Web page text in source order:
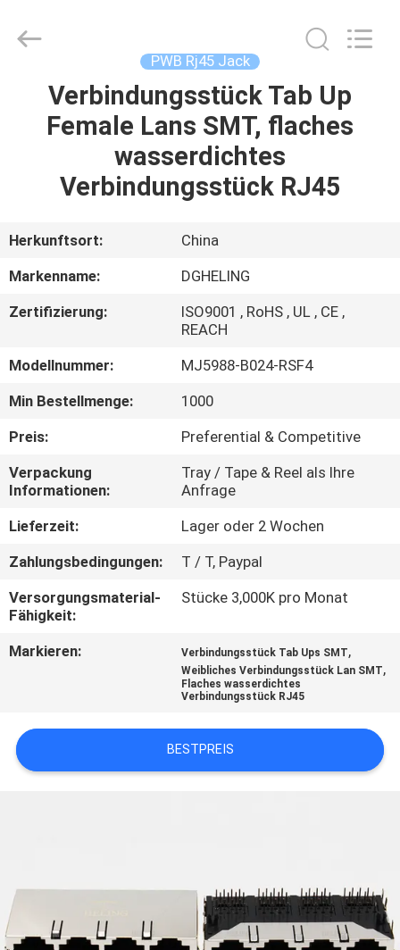
HAUS
PRODUKTE
UNS
AUSFLUG
TRETEN
SIE
MIT
UNS
IN
VERBINDUNG
FORDERN
ZITAT
POLICY
Rights
PWB Rj45 Jack
Verbindungsstück Tab Up
Female Lans SMT, flaches
wasserdichtes
Verbindungsstück RJ45
Herkunftsort:
China
Markenname:
DGHELING
Zertifizierung:
ISO9001 , RoHS , UL , CE ,
REACH
Modellnummer:
MJ5988-B024-RSF4
Min Bestellmenge:
1000
Preis:
Preferential & Competitive
Verpackung
Informationen:
Tray / Tape & Reel als Ihre
Anfrage
Lieferzeit:
Lager oder 2 Wochen
Zahlungsbedingungen:
T / T, Paypal
Versorgungsmaterial-
Fähigkeit:
Stücke 3,000K pro Monat
Markieren: Verbindungsstück Tab Ups SMT,
Weibliches Verbindungsstück Lan SMT,
Flaches wasserdichtes
Verbindungsstück RJ45
BESTPREIS